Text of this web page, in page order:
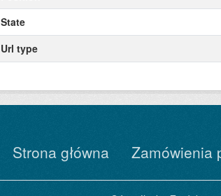
State
Url type
Strona główna Zamówienia